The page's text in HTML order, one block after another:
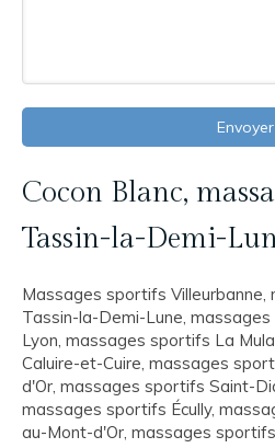
Envoyer
Cocon Blanc,
Tassin-la-Demi-
Massages sportifs Villeurbanne,
Tassin-la-Demi-Lune,
Lyon, massages sportifs La
Caluire-et-Cuire, massages
d'Or, massages sportifs Saint-
massages sportifs Écully,
au-Mont-d'Or, massages sportifs